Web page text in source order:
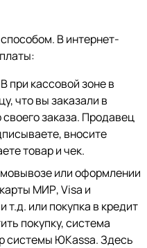
В интернет-
при кассовой зоне в
что вы заказали в
заказа. Продавец
вносите
товар и чек.
или оформлении
МИР, Visa и
т.д. или покупка в кредит
покупку, система
системы ЮKassa. Здесь